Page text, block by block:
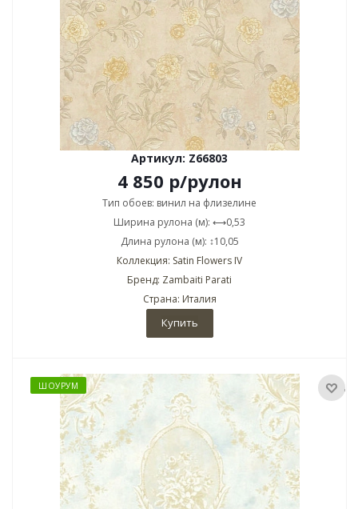
Артикул: Z66803
4 850 р/рулон
Тип обоев: винил на флизелине
Ширина рулона (м): ⟷0,53
Длина рулона (м): ↕10,05
Коллекция: Satin Flowers IV
Бренд: Zambaiti Parati
Страна: Италия
Купить
ШОУРУМ